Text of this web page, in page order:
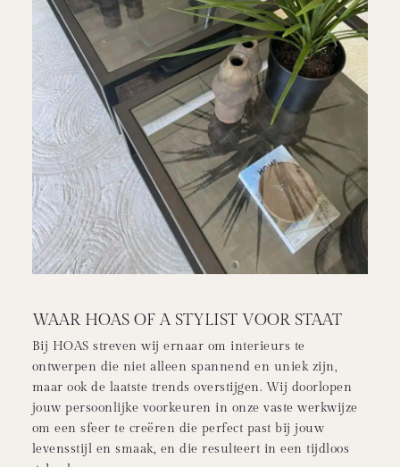
WAAR HOAS OF A STYLIST VOOR STAAT
Bij HOAS streven wij ernaar om interieurs te
ontwerpen die niet alleen spannend en uniek zijn,
maar ook de laatste trends overstijgen. Wij doorlopen
jouw persoonlijke voorkeuren in onze vaste werkwijze
om een sfeer te creëren die perfect past bij jouw
levensstijl en smaak, en die resulteert in een tijdloos